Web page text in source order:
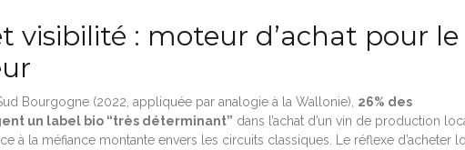
visibilité : moteur d’achat pour le
Bourgogne (2022, appliquée par analogie à la Wallonie), 26% des
un label bio “très déterminant” dans l’achat d’un vin de production
à la méfiance montante envers les circuits classiques. Le réflexe d’acheter